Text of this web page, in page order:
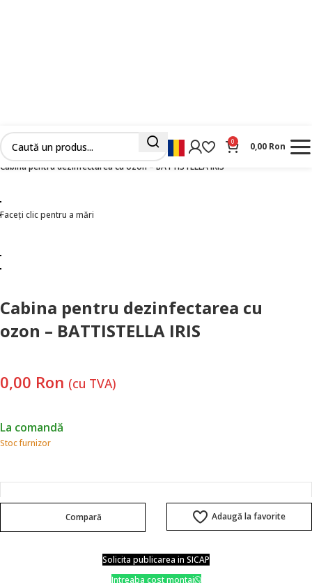
0 0,00 Ron
Prima pagină Masini Industriale Noi CalcatMasini pentru dezinfectat
Cabina pentru dezinfectarea cu ozon – BATTISTELLA IRIS
Faceți clic pentru a mări
Cabina pentru dezinfectarea cu
ozon – BATTISTELLA IRIS
0,00 Ron (cu TVA)
La comandă
Stoc furnizor
Compară Adaugă la favorite
Solicita publicarea in SICAP
Intreaba cost montaj